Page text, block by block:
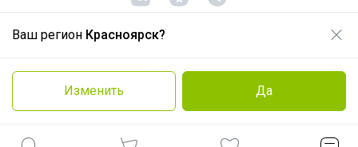
Ваш регион Красноярск?
Изменить Да
© ООО "Лявита", ОГРН 1122468054070, 2012 -2026
Политика конфиденциальности
Cоглашение пользователя